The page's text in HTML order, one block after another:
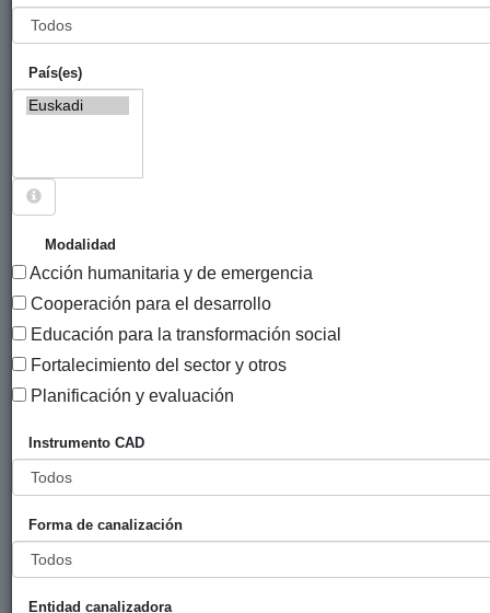
País(es)
Modalidad
Acción humanitaria y de emergencia
Cooperación para el desarrollo
Educación para la transformación social
Fortalecimiento del sector y otros
Planificación y evaluación
Instrumento CAD
Forma de canalización
Entidad canalizadora
PROYECTOS CUYO PAÍS ES EUSKADI.
2212 PROYECTOS
Título
Entidad
financiadora
Entidad
Cuota social a
Euskal
Fondoa
de Vitoria-
Cooperación
Fondoa
Dinamización